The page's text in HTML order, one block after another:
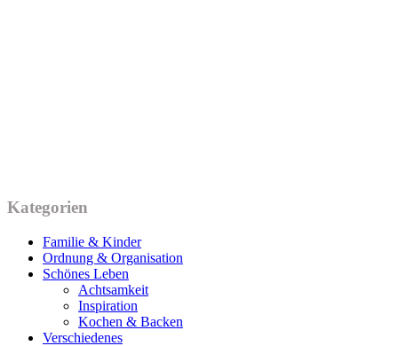
Kategorien
Familie & Kinder
Ordnung & Organisation
Schönes Leben
Achtsamkeit
Inspiration
Kochen & Backen
Verschiedenes